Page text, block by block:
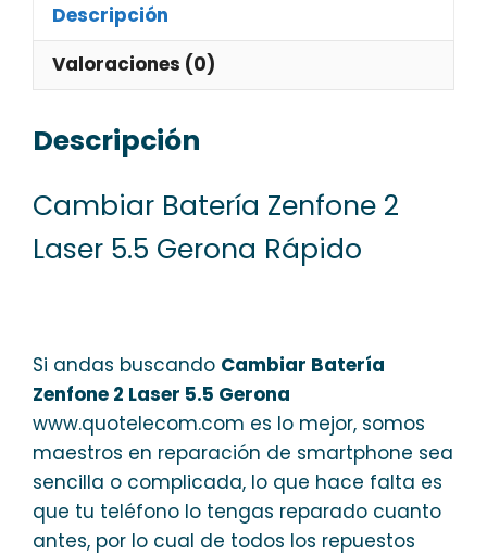
Descripción
Valoraciones (0)
Descripción
Cambiar Batería Zenfone 2
Laser 5.5 Gerona Rápido
Si andas buscando Cambiar Batería
Zenfone 2 Laser 5.5 Gerona
www.quotelecom.com es lo mejor, somos
maestros en reparación de smartphone sea
sencilla o complicada, lo que hace falta es
que tu teléfono lo tengas reparado cuanto
antes, por lo cual de todos los repuestos